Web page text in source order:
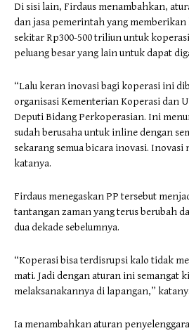
Di sisi lain, Firdaus menambahkan,
dan jasa pemerintah yang memberikan
sekitar Rp300-500 triliun untuk
peluang besar yang lain untuk dapat
“Lalu keran inovasi bagi koperasi ini
organisasi Kementerian Koperasi dan
Deputi Bidang Perkoperasian. Ini
sudah berusaha untuk inline dengan
sekarang semua bicara inovasi. Inovasi
katanya.
Firdaus menegaskan PP tersebut
tantangan zaman yang terus berubah
dua dekade sebelumnya.
“Koperasi bisa terdisrupsi kalo tidak
mati. Jadi dengan aturan ini semangat
melaksanakannya di lapangan,”
Ia menambahkan aturan